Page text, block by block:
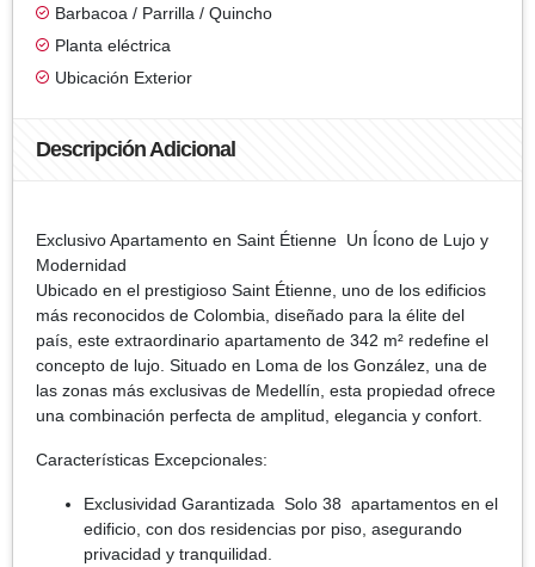
Barbacoa / Parrilla / Quincho
Planta eléctrica
Ubicación Exterior
Descripción Adicional
Exclusivo Apartamento en Saint Étienne Un Ícono de Lujo y
Modernidad
Ubicado en el prestigioso Saint Étienne, uno de los edificios
más reconocidos de Colombia, diseñado para la élite del
país, este extraordinario apartamento de 342 m² redefine el
concepto de lujo. Situado en Loma de los González, una de
las zonas más exclusivas de Medellín, esta propiedad ofrece
una combinación perfecta de amplitud, elegancia y confort.
Características Excepcionales:
Exclusividad Garantizada Solo 38 apartamentos en el
edificio, con dos residencias por piso, asegurando
privacidad y tranquilidad.